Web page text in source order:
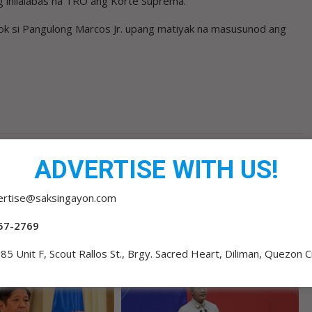
si Pangulong Marcos Jr. upang matiyak na masusunod ang
TAGA-ALBAY PUMALDO SA LOTTO; P25-M JACKPOT
NASOLO
ADVERTISE WITH US!
2769
Unit F, Scout Rallos St., Brgy. Sacred Heart, Diliman, Quezon